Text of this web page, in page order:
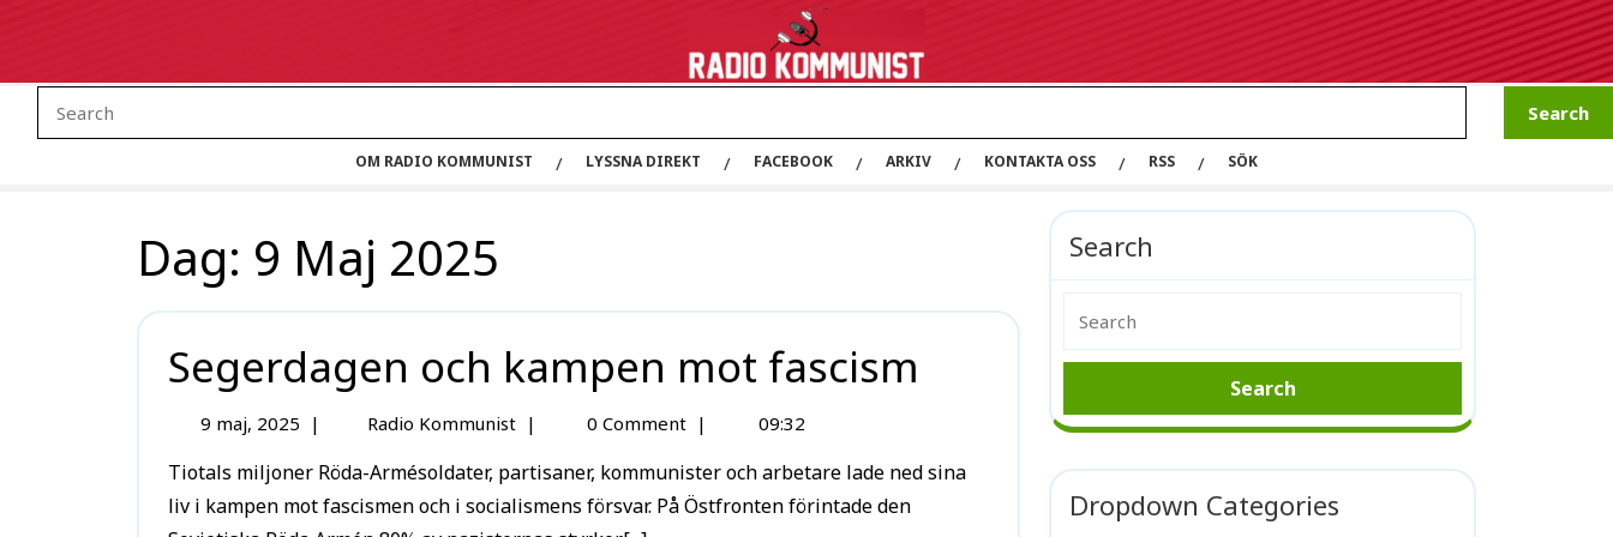
OM RADIO KOMMUNIST LYSSNA DIREKT FACEBOOK ARKIV KONTAKTA OSS RSS SÖK
Dag: 9 Maj 2025
Segerdagen och kampen mot fascism
9 maj, 2025 | Radio Kommunist | 0 Comment | 09:32
Tiotals miljoner Röda-Armésoldater, partisaner, kommunister och arbetare lade ned sina
liv i kampen mot fascismen och i socialismens försvar. På Östfronten förintade den
Search
Dropdown Categories